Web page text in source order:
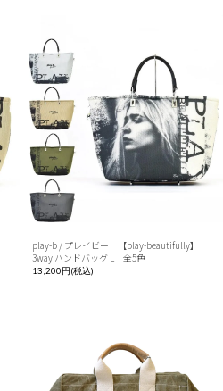
play-b / プレイビー 【play-beautifully】
3way ハンドバッグ L 全5色
13,200円(税込)